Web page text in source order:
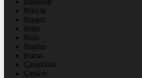
Balıkesir
Bilecik
Bingöl
Bitlis
Bolu
Burdur
Bursa
Çanakkale
Çankırı